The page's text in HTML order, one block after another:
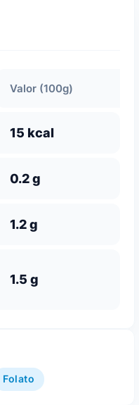
Valor (100g)
15 kcal
0.2 g
1.2 g
1.5 g
Folato